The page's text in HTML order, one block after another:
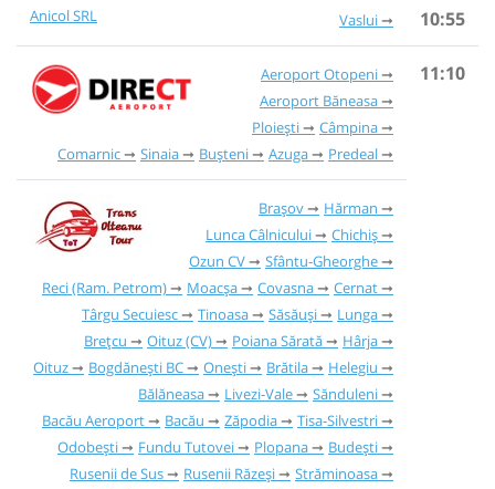
Anicol SRL Vaslui 10:55
Aeroport Otopeni
Aeroport Băneasa
Ploiești
Câmpina
Comarnic
Sinaia Bușteni Azuga Predeal
11:10
Brașov
Hărman
Lunca Câlnicului
Chichiș
Ozun CV
Sfântu-Gheorghe
Reci (Ram. Petrom)
Moacșa Covasna
Cernat
Târgu Secuiesc
Tinoasa Săsăuși
Lunga
Brețcu
Oituz (CV) Poiana Sărată
Hârja
Oituz
Bogdănești BC Onești Brătila
Helegiu
Bălăneasa
Livezi-Vale
Sănduleni
Bacău Aeroport
Bacău Zăpodia
Tisa-Silvestri
Odobești
Fundu Tutovei Plopana
Budești
Rusenii de Sus
Rusenii Răzeși
Străminoasa